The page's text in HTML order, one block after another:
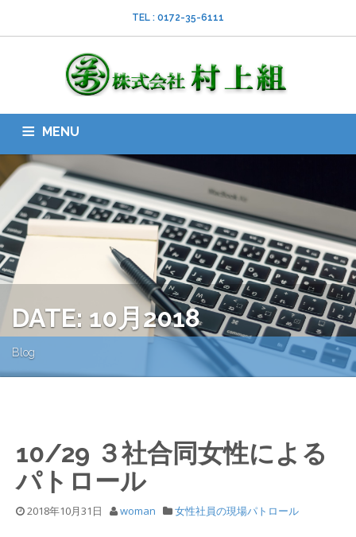
TEL : 0172-35-6111
MENU
HOME 会社案内 ISO 業務内容
スタッフブログ お問い合わせ ダウンロード
DATE: 10月2018
Blog
10/29 ３社合同女性による
パトロール
2018年10月31日 woman 女性社員の現場パトロール